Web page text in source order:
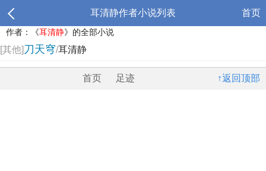
耳清静作者小说列表 首页
作者：《耳清静》的全部小说
[其他] 刀天穹/耳清静
↑返回顶部
首页 足迹